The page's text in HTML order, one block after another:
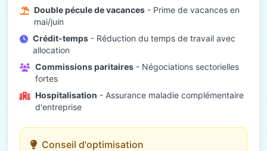
Double pécule de vacances - Prime de vacances en
mai/juin
Crédit-temps - Réduction du temps de travail avec
allocation
Commissions paritaires - Négociations sectorielles
fortes
Hospitalisation - Assurance maladie complémentaire
d'entreprise
Conseil d'optimisation